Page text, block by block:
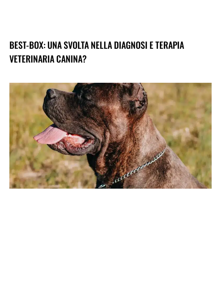
BEST-BOX: UNA SVOLTA NELLA DIAGNOSI E TERAPIA
VETERINARIA CANINA?